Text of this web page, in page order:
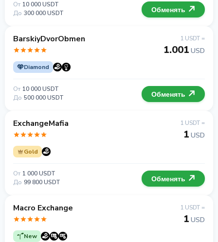
От 10 000 USDT
До 300 000 USDT Обменять
BarskiyDvorObmen
Diamond
1 USDT =
1.001 USD
От 10 000 USDT
До 500 000 USDT Обменять
ExchangeMafia
Gold
1 USDT =
1 USD
От 1 000 USDT
До 99 800 USDT Обменять
Macro Exchange
New
1 USDT =
1 USD